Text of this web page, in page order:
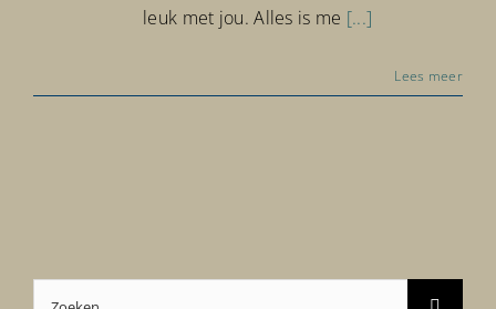
leuk met jou. Alles is me [...]
Lees meer
Zoeken